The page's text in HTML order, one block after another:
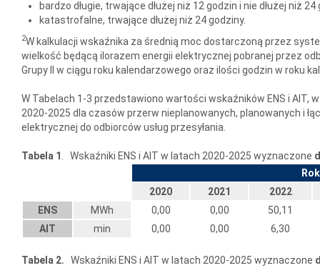
bardzo długie, trwające dłużej niż 12 godzin i nie dłużej niż 24
katastrofalne, trwające dłużej niż 24 godziny.
2W kalkulacji wskaźnika za średnią moc dostarczoną przez
wielkość będącą ilorazem energii elektrycznej pobranej przez
Grupy II w ciągu roku kalendarzowego oraz ilości godzin w roku
W Tabelach 1-3 przedstawiono wartości wskaźników ENS i AIT,
2020-2025 dla czasów przerw nieplanowanych, planowanych i
elektrycznej do odbiorców usług przesyłania.
Tabela 1 . Wskaźniki ENS i AIT w latach 2020-2025 wyznaczone
Rok
2020
2021
2022
ENS
MWh 0,00 0,00
50,11
AIT
min 0,00 0,00 6,30
Tabela 2. Wskaźniki ENS i AIT w latach 2020-2025 wyznaczone